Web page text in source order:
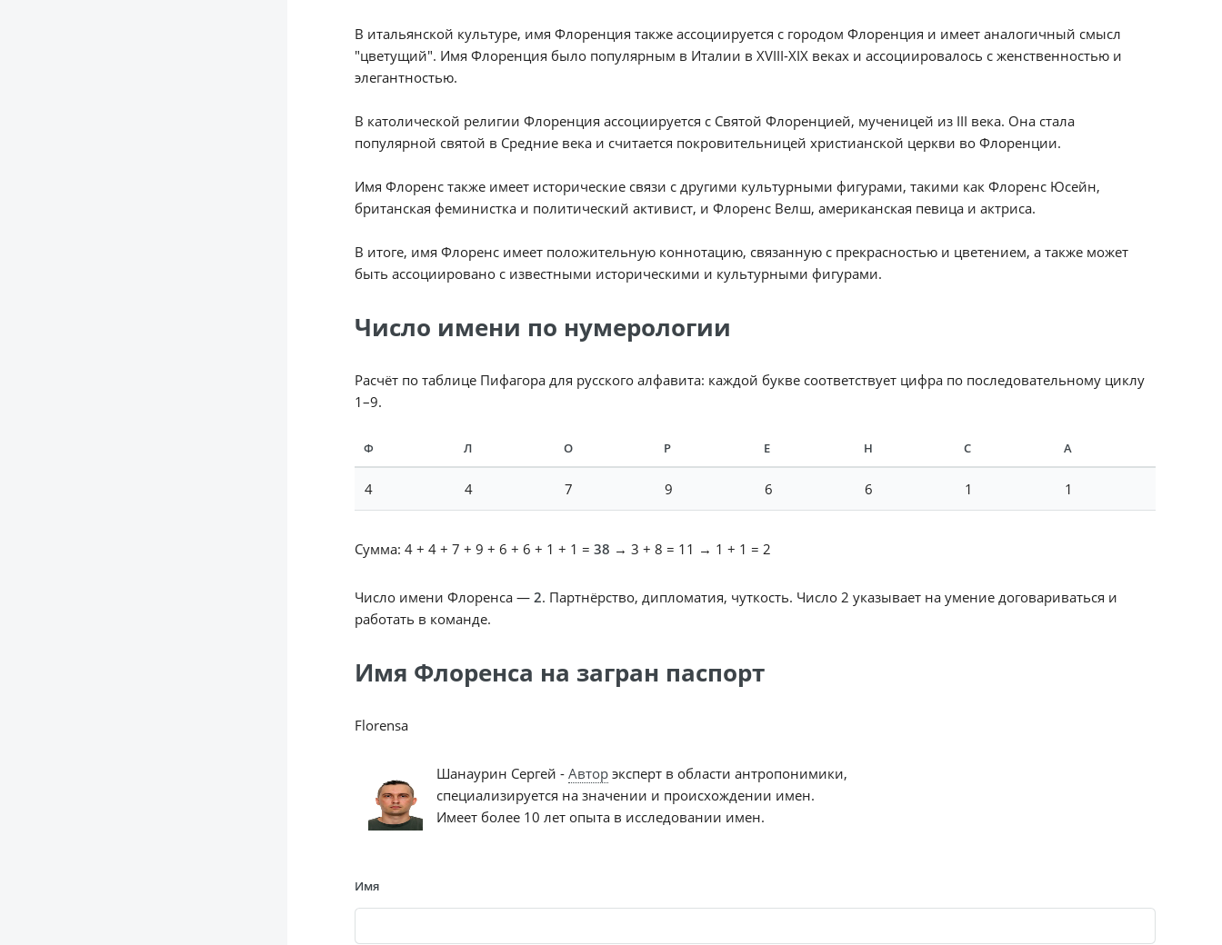
В итальянской культуре, имя Флоренция также ассоциируется с городом Флоренция и имеет аналогичный смысл
"цветущий". Имя Флоренция было популярным в Италии в XVIII-XIX веках и ассоциировалось с женственностью и
элегантностью.
В католической религии Флоренция ассоциируется с Святой Флоренцией, мученицей из III века. Она стала
популярной святой в Средние века и считается покровительницей христианской церкви во Флоренции.
Имя Флоренс также имеет исторические связи с другими культурными фигурами, такими как Флоренс Юсейн,
британская феминистка и политический активист, и Флоренс Велш, американская певица и актриса.
В итоге, имя Флоренс имеет положительную коннотацию, связанную с прекрасностью и цветением, а также может
быть ассоциировано с известными историческими и культурными фигурами.
Число имени по нумерологии
Расчёт по таблице Пифагора для русского алфавита: каждой букве соответствует цифра по последовательному циклу
1–9.
Ф Л О Р Е Н С А
4 4 7 9 6 6 1 1
Сумма: 4 + 4 + 7 + 9 + 6 + 6 + 1 + 1 = 38 → 3 + 8 = 11 → 1 + 1 = 2
Число имени Флоренса — 2. Партнёрство, дипломатия, чуткость. Число 2 указывает на умение договариваться и
работать в команде.
Имя Флоренса на загран паспорт
Florensa
Шанаурин Сергей - Авторэксперт в области антропонимики,
специализируется на значении и происхождении имен.
Имеет более 10 лет опыта в исследовании имен.
Имя